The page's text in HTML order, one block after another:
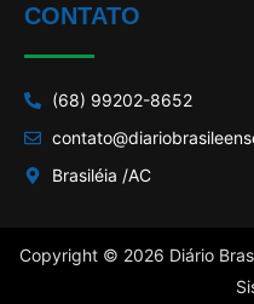
CONTATO
(68) 99202-8652
Brasiléia /AC
Copyright © 2026 Diário